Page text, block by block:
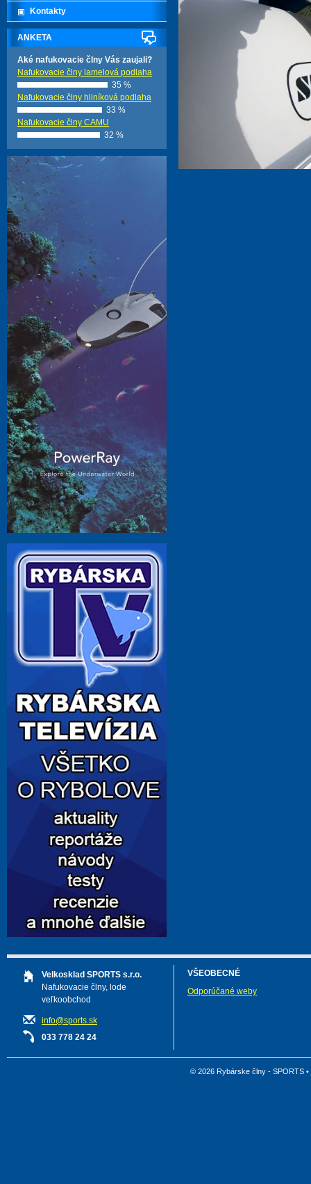
Kontakty
ANKETA
Aké nafukovacie člny Vás zaujali?
Nafukovacie člny lamelová podlaha
35 %
Nafukovacie člny hliníková podlaha
33 %
Nafukovacie člny CAMU
32 %
Velkosklad SPORTS s.r.o.
Nafukovacie člny, lode
veľkoobchod
info@sports.sk
033 778 24 24
VŠEOBECNÉ
Odporúčané weby
© 2026 Rybárske člny - SPORTS •